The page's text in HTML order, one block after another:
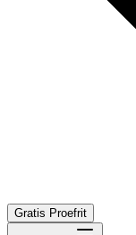
Gratis Proefrit